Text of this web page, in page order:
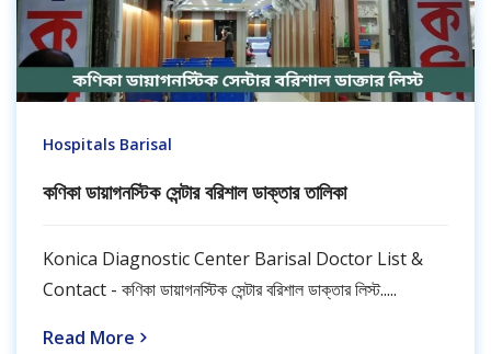
Hospitals Barisal
কণিকা ডায়াগনস্টিক সেন্টার বরিশাল ডাক্তার তালিকা
Konica Diagnostic Center Barisal Doctor List &
Contact - কণিকা ডায়াগনস্টিক সেন্টার বরিশাল ডাক্তার লিস্ট.....
Read More